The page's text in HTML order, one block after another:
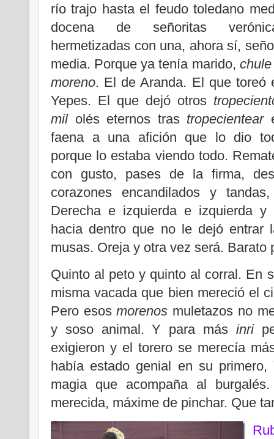
río trajo hasta el feudo toledano
docena de señoritas
hermetizadas con una, ahora sí,
media. Porque ya tenía marido,
moreno. El de Aranda. El que toreó
Yepes. El que dejó otros
mil olés eternos tras tropecientear
faena a una afición que lo dio
porque lo estaba viendo todo.
con gusto, pases de la firma,
corazones encandilados y
Derecha e izquierda e izquierda
hacia dentro que no le dejó entrar
musas. Oreja y otra vez será. Barato
Quinto al peto y quinto al corral. En
misma vacada que bien mereció el
Pero esosmorenos muletazos no
y soso animal. Y para más inri
exigieron y el torero se merecía
había estado genial en su
magia que acompaña al
merecida, máxime de pinchar. Que